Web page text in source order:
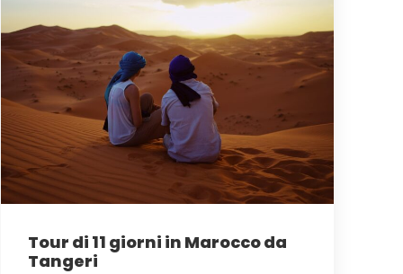
Tour di 11 giorni in Marocco da
Tangeri